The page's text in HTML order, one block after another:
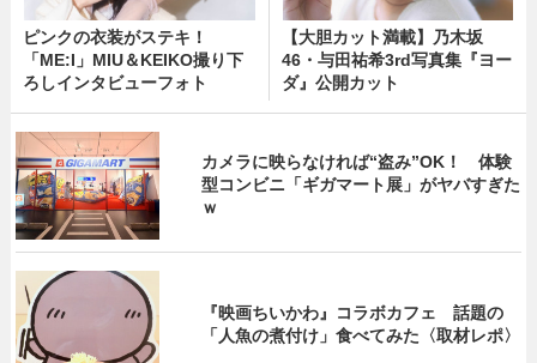
ピンクの衣装がステキ！
「ME:I」MIU＆KEIKO撮り下
ろしインタビューフォト
【大胆カット満載】乃木坂
46・与田祐希3rd写真集『ヨー
ダ』公開カット
カメラに映らなければ“盗み”OK！ 体験
型コンビニ「ギガマート展」がヤバすぎた
ｗ
『映画ちいかわ』コラボカフェ 話題の
「人魚の煮付け」食べてみた〈取材レポ〉